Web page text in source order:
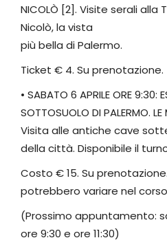
NICOLÒ [2]. Visite serali alla
Nicolò, la vista
più bella di Palermo.
Ticket € 4. Su prenotazione.
• SABATO 6 APRILE ORE 9:30:
SOTTOSUOLO DI PALERMO.
Visita alle antiche cave
della città. Disponibile il
Costo € 15. Su
potrebbero variare nel
(Prossimo appuntamento:
ore 9:30 e ore 11:30)